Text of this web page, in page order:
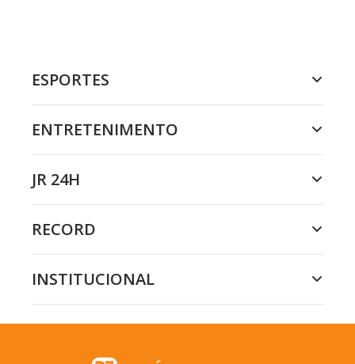
ESPORTES
ENTRETENIMENTO
JR 24H
RECORD
INSTITUCIONAL